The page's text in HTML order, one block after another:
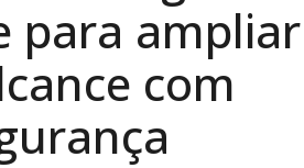
para ampliar
com